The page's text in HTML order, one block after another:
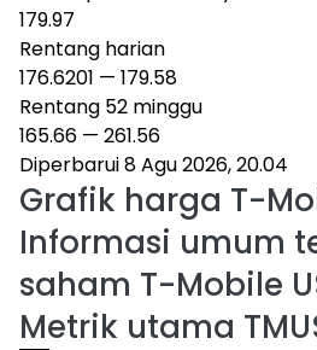
179.97
Rentang harian
176.6201 — 179.58
Rentang 52 minggu
165.66 — 261.56
Diperbarui 8 Agu 2026, 20.04
Grafik harga T-
Informasi umum
saham T-Mobile
Metrik utama